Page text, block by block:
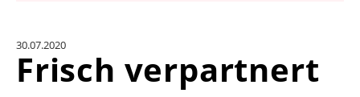
KONTAKT
30.07.2020
Frisch verpartnert